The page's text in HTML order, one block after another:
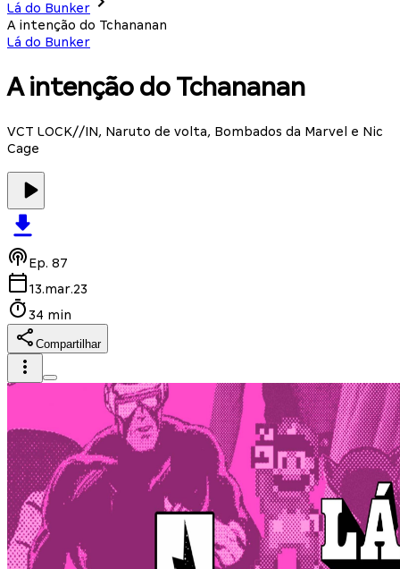
Lá do Bunker
A intenção do Tchananan
Lá do Bunker
A intenção do Tchananan
VCT LOCK//IN, Naruto de volta, Bombados da Marvel e Nic
Cage
Ep. 87
13.mar.23
34 min
Compartilhar